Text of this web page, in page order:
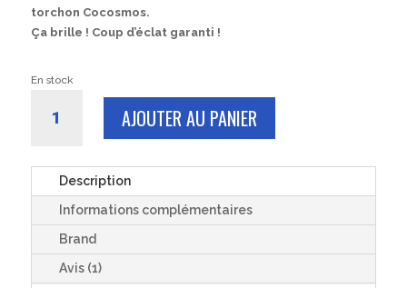
torchon Cocosmos.
Ça brille ! Coup d’éclat garanti !
En stock
cuisine
bleu
Cocosmos
AJOUTER AU PANIER
Description
Informations complémentaires
Brand
Avis (1)